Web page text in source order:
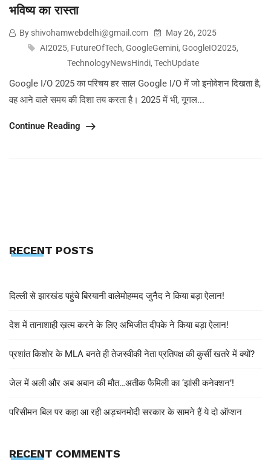
भविष्य का रास्ता
By shivohamwebdelhi@gmail.com
May 26, 2025
AI2025, FutureOfTech, GoogleGemini, GoogleIO2025,
TechnologyNewsHindi, TechUpdate
Google I/O 2025 का परिचय हर साल Google I/O में जो इनोवेशन दिखता है,
वह आने वाले समय की दिशा तय करता है। 2025 में भी, गूगल...
Continue Reading
RECENT POSTS
दिल्ली से झारखंड पहुंचे बिरयानी वालेमोहम्मद जुनैद ने किया बड़ा ऐलान!
देश में तानाशाही ख़त्म करने के लिए अभिजीत दीपके ने किया बड़ा ऐलान!
प्रशांत किशोर के MLA बनते ही तेजस्वीकी नेता प्रतिपक्ष की कुर्सी खतरे में क्यों?
जेल में अली और अब अबान की मौत…अतीक फैमिली का ‘झांसी कनेक्शन’!
परिसीमन बिल पर कहा आ रही अड़चनमोदी सरकार के सामने हैं ये दो ऑप्शन
RECENT COMMENTS